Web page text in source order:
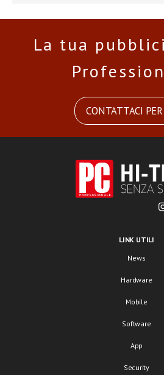
La tua
CONTATTACI
LINK UTILI
News
Hardware
Mobile
Software
App
Security